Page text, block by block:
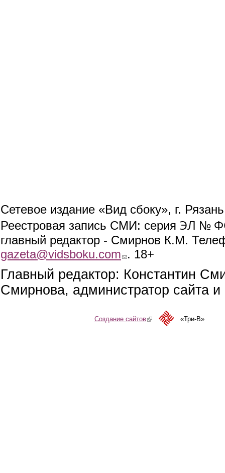
Сетевое издание «Вид сбоку», г.
Реестровая запись СМИ: серия ЭЛ №
главный редактор - Смирнов К.М.
gazeta@vidsboku.com (link sends e-mail)
. 18+
Главный редактор: Константин
Смирнова, администратор сайта
Создание сайтов(link is external)«Три-В»